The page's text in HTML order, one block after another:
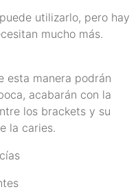
utilizarlo, pero hay
mucho más.
esta manera podrán
acabarán con la
los brackets y su
la caries.